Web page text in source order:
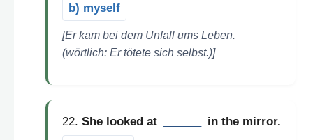
b) myself
[Er kam bei dem Unfall ums Leben.
(wörtlich: Er tötete sich selbst.)]
22. She looked at in the mirror.